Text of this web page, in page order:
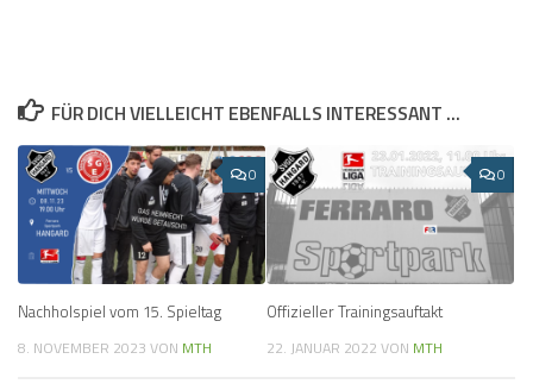
FÜR DICH VIELLEICHT EBENFALLS INTERESSANT …
0
Nachholspiel vom 15. Spieltag
8. NOVEMBER 2023 VON MTH
0
Offizieller Trainingsauftakt
22. JANUAR 2022 VON MTH